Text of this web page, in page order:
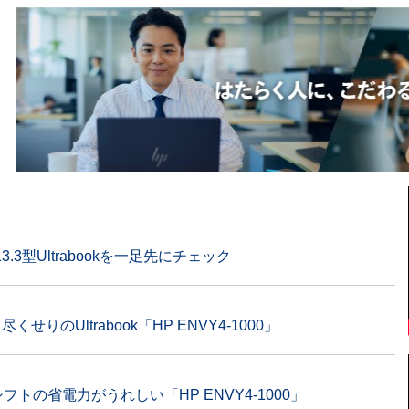
型Ultrabookを一足先にチェック
くせりのUltrabook「HP ENVY4-1000」
トの省電力がうれしい「HP ENVY4-1000」